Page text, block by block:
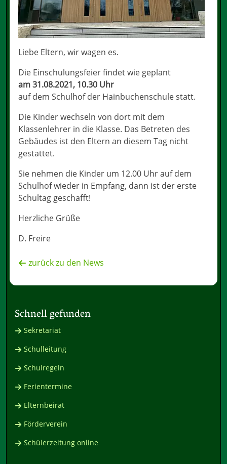
Liebe Eltern, wir wagen es.
Die Einschulungsfeier findet wie geplant
am 31.08.2021, 10.30 Uhr
auf dem Schulhof der Hainbuchenschule statt.
Die Kinder wechseln von dort mit dem
Klassenlehrer in die Klasse. Das Betreten des
Gebäudes ist den Eltern an diesem Tag nicht
gestattet.
Sie nehmen die Kinder um 12.00 Uhr auf dem
Schulhof wieder in Empfang, dann ist der erste
Schultag geschafft!
Herzliche Grüße
D. Freire
zurück zu den News
Schnell gefunden
Sekretariat
Schulleitung
Schulregeln
Ferientermine
Elternbeirat
Förderverein
Schülerzeitung online